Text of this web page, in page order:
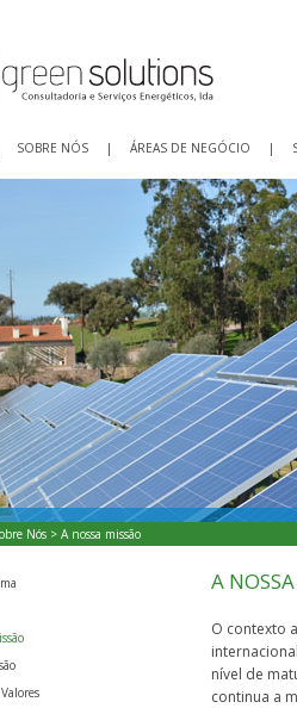
SOBRE NÓS | ÁREAS DE NEGÓCIO |
Nós > A nossa missão
A
O contexto
nível de
continua a